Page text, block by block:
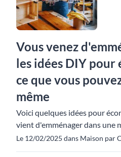
Vous venez
les idées DIY pour
ce que vous
même
Voici quelques idées pour
vient d'emménager dans une
Le 12/02/2025 dans Maison par